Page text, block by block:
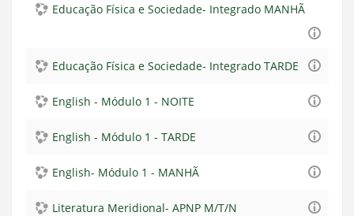
Educação Física e Sociedade- Integrado MANHÃ
Educação Física e Sociedade- Integrado TARDE
English - Módulo 1 - NOITE
English - Módulo 1 - TARDE
English- Módulo 1 - MANHÃ
Literatura Meridional- APNP M/T/N